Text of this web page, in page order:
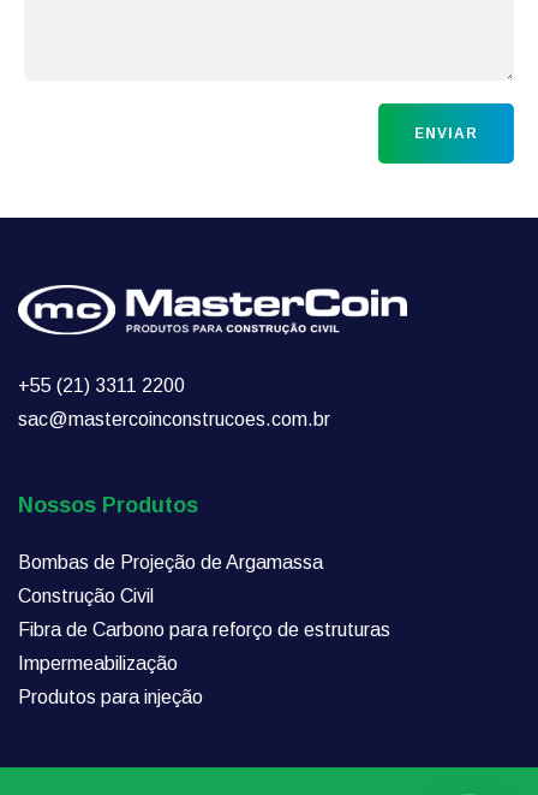
+55 (21) 3311 2200
sac@mastercoinconstrucoes.com.br
Nossos Produtos
Bombas de Projeção de Argamassa
Construção Civil
Fibra de Carbono para reforço de estruturas
Impermeabilização
Produtos para injeção